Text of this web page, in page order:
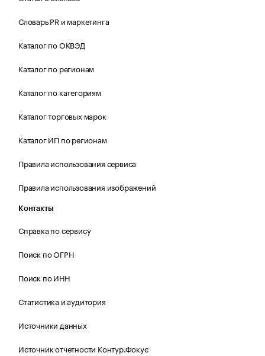
Словарь PR и маркетинга
Каталог по ОКВЭД
Каталог по регионам
Каталог по категориям
Каталог торговых марок
Каталог ИП по регионам
Правила использования сервиса
Правила использования изображений
Контакты
Справка по сервису
Поиск по ОГРН
Поиск по ИНН
Статистика и аудитория
Источники данных
Источник отчетности Контур.Фокус